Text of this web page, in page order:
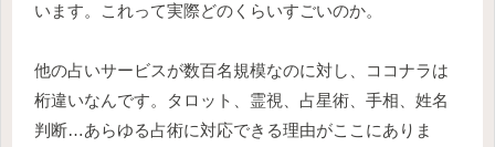
います。これって実際どのくらいすごいのか。
他の占いサービスが数百名規模なのに対し、ココナラは
桁違いなんです。タロット、霊視、占星術、手相、姓名
判断…あらゆる占術に対応できる理由がここにありま